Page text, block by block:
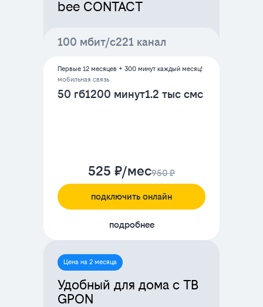
bee CONTACT
100 мбит/с221 канал
Первые 12 месяцев + 300 минут каждый месяц!
мобильная связь
50 гб1200 минут1.2 тыс смс
525 ₽/мес950 ₽
подключить онлайн
подробнее
Цена на 2 месяца
Удобный для дома с ТВ
GPON